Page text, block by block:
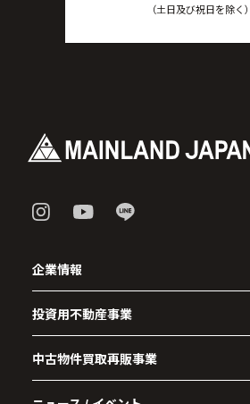
（土日及び祝日を除く）
企業情報
- 企業理念
- 代表メッセージ
- 会社概要
- アクセス
投資用不動産事業
- マンション経営をお考えの方へ
- メインランドグループの強み
中古物件買取再販事業